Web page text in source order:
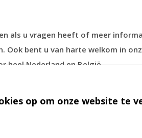
als u vragen heeft of meer
Ook bent u van harte welkom in
heel Nederland en België.
op om onze website te